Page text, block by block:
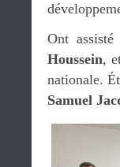
Ont
Houssein,
nationale.
Samuel